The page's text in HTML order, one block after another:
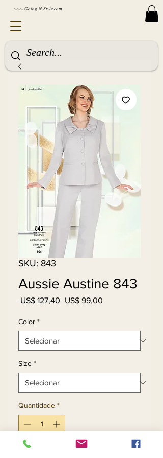
www.Going-N-Style.com
SKU: 843
Aussie Austine 843
US$ 127,40 Preço
US$ 99,00
Color *
Size *
Quantidade *